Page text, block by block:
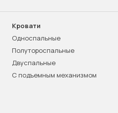
Кровати
Односпальные
Полутороспальные
Двуспальные
С подъемным механизмом